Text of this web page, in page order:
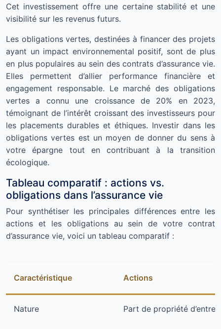
Cet investissement offre une certaine stabilité et une
visibilité sur les revenus futurs.
Les obligations vertes, destinées à financer des projets
ayant un impact environnemental positif, sont de plus
en plus populaires au sein des contrats d’assurance vie.
Elles permettent d’allier performance financière et
engagement responsable. Le marché des obligations
vertes a connu une croissance de 20% en 2023,
témoignant de l’intérêt croissant des investisseurs pour
les placements durables et éthiques. Investir dans les
obligations vertes est un moyen de donner du sens à
votre épargne tout en contribuant à la transition
écologique.
Tableau comparatif : actions vs.
obligations dans l’assurance vie
Pour synthétiser les principales différences entre les
actions et les obligations au sein de votre contrat
d’assurance vie, voici un tableau comparatif :
Caractéristique Actions
Nature Part de propriété